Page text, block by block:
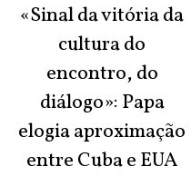
«Sinal da vitória da
cultura do
encontro, do
diálogo»: Papa
elogia aproximação
entre Cuba e EUA